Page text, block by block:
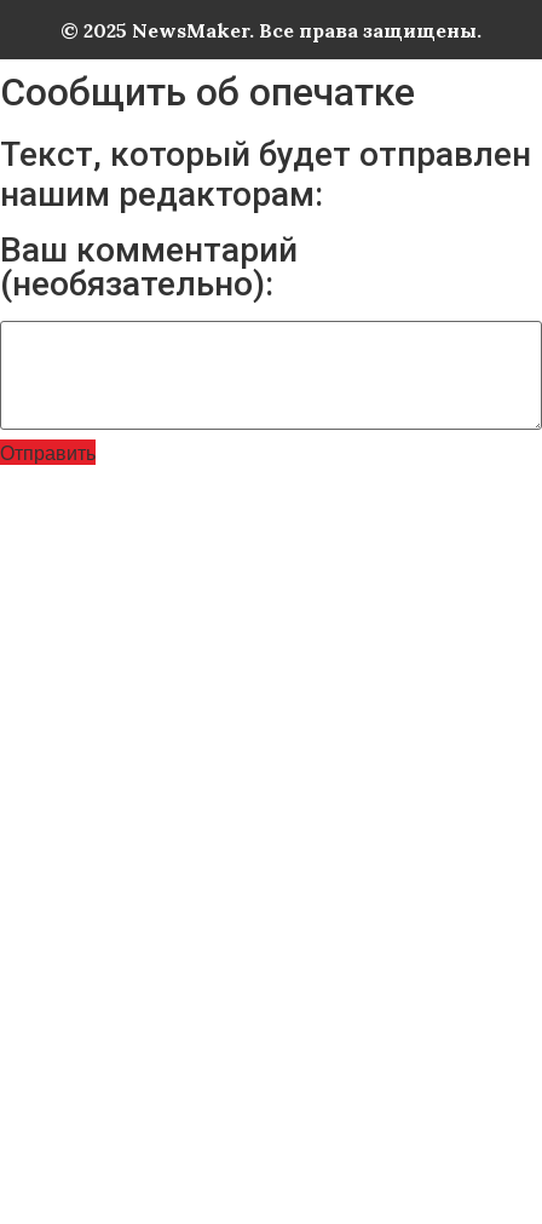
© 2025 NewsMaker. Все права защищены.
Сообщить об опечатке
Текст, который будет отправлен
нашим редакторам:
Ваш комментарий
(необязательно):
Отправить